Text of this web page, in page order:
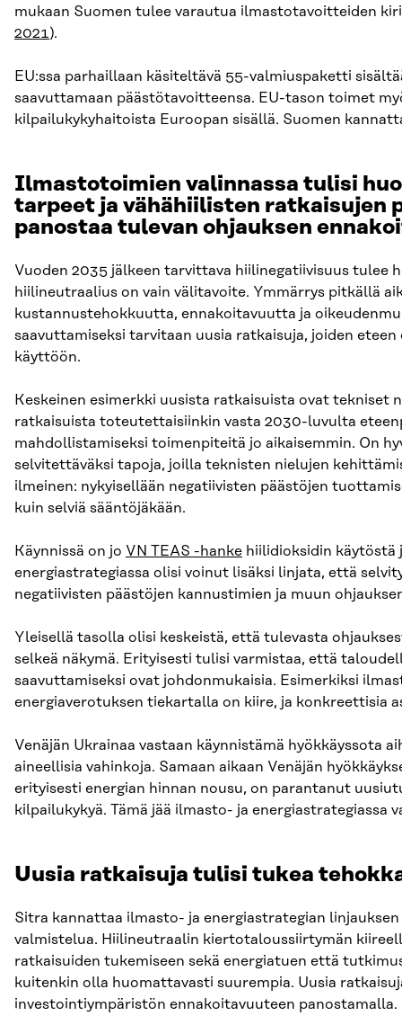
mukaan Suomen tulee varautua ilmastotavoitteiden
2021).
EU:ssa parhaillaan käsiteltävä 55-valmiuspaketti
saavuttamaan päästötavoitteensa. EU-tason toimet
kilpailukykyhaitoista Euroopan sisällä. Suomen
Ilmastotoimien valinnassa tulisi
tarpeet ja vähähiilisten ratkaisujen
panostaa tulevan ohjauksen
Vuoden 2035 jälkeen tarvittava hiilinegatiivisuus tulee
hiilineutraalius on vain välitavoite. Ymmärrys pitkällä
kustannustehokkuutta, ennakoitavuutta ja
saavuttamiseksi tarvitaan uusia ratkaisuja, joiden
käyttöön.
Keskeinen esimerkki uusista ratkaisuista ovat tekniset
ratkaisuista toteutettaisiinkin vasta 2030-luvulta
mahdollistamiseksi toimenpiteitä jo aikaisemmin. On
selvitettäväksi tapoja, joilla teknisten nielujen
ilmeinen: nykyisellään negatiivisten päästöjen
kuin selviä sääntöjäkään.
Käynnissä on jo VN TEAS -hanke hiilidioksidin käytöstä
energiastrategiassa olisi voinut lisäksi linjata, että
negatiivisten päästöjen kannustimien ja muun
Yleisellä tasolla olisi keskeistä, että tulevasta
selkeä näkymä. Erityisesti tulisi varmistaa, että
saavuttamiseksi ovat johdonmukaisia. Esimerkiksi
energiaverotuksen tiekartalla on kiire, ja konkreettisia
Venäjän Ukrainaa vastaan käynnistämä hyökkäyssota
aineellisia vahinkoja. Samaan aikaan Venäjän
erityisesti energian hinnan nousu, on parantanut
kilpailukykyä. Tämä jää ilmasto- ja energiastrategiassa
Uusia ratkaisuja tulisi tukea
Sitra kannattaa ilmasto- ja energiastrategian
valmistelua. Hiilineutraalin kiertotaloussiirtymän
ratkaisuiden tukemiseen sekä energiatuen että
kuitenkin olla huomattavasti suurempia. Uusia
investointiympäristön ennakoitavuuteen panostamalla.